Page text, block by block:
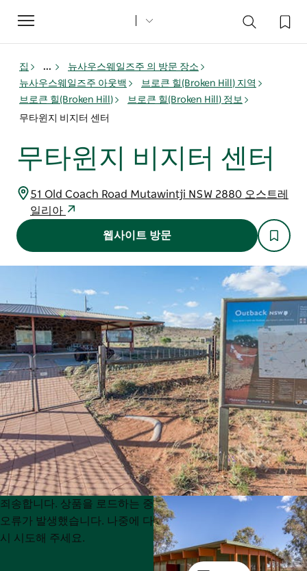
Toggle
navigation
집 ...
뉴사우스웨일즈주 의 방문 장소
뉴사우스웨일즈주 아웃백
브로큰 힐(Broken Hill) 지역
브로큰 힐(Broken Hill)
브로큰 힐(Broken Hill) 정보
무타윈지 비지터 센터
무타윈지 비지터 센터
51 Old Coach Road Mutawintji NSW 2880 오스트레
일리아
웹사이트 방문
Product
List
Product
List
죄송합니다. 상품을 로드하는 중
오류가 발생했습니다. 나중에 다
시 시도해 주세요.